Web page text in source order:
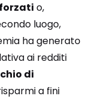
o,
luogo,
ha generato
ai redditi
di
a fini